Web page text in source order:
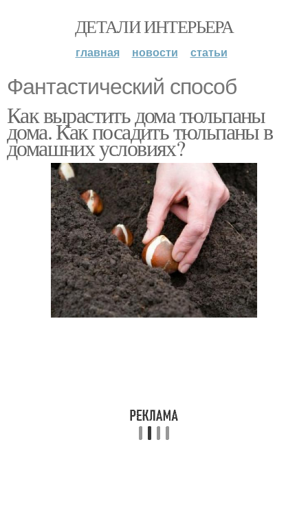
ДЕТАЛИ ИНТЕРЬЕРА
главная новости статьи
Фантастический способ
Как вырастить дома тюльпаны
дома. Как посадить тюльпаны в
домашних условиях?